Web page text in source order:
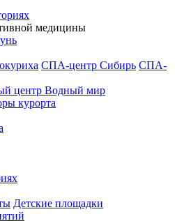
медицины
СПА-центр Сибирь СПА-
центр Водный мир
курорта
Детские площадки